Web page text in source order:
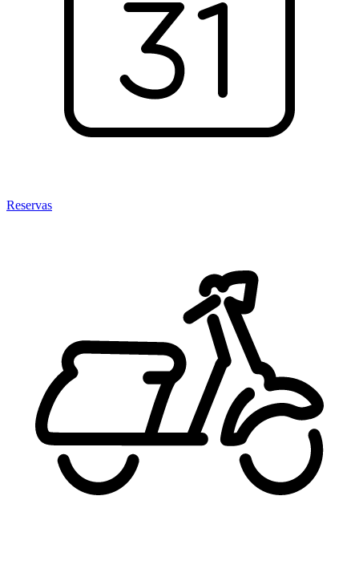
Reservas